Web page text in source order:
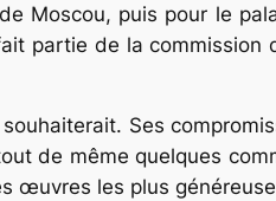
Moscou, puis pour le
partie de la commission
Ses
de même quelques
œuvres les plus